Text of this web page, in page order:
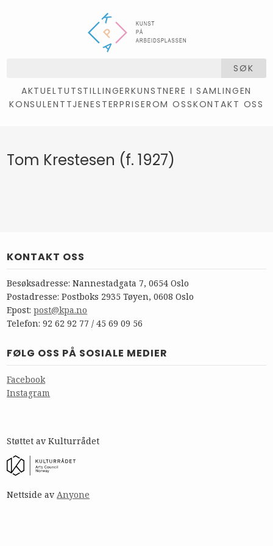
SØK
AKTUELTUTSTILLINGERKUNSTNERE I SAMLINGEN
KONSULENTTJENESTERPRISEROM OSSKONTAKT OSS
Tom Krestesen (f. 1927)
KONTAKT OSS
Besøksadresse: Nannestadgata 7, 0654 Oslo
Postadresse: Postboks 2935 Tøyen, 0608 Oslo
Epost:post@kpa.no
Telefon: 92 62 92 77 / 45 69 09 56
FØLG OSS PÅ SOSIALE MEDIER
Facebook
Instagram
Støttet av Kulturrådet
Nettside avAnyone